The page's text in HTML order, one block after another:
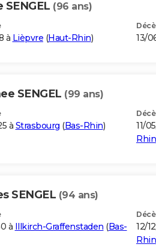
(96 ans)
à Lièpvre (Haut-Rhin) 13/
SENGEL (99 ans)
à Strasbourg (Bas-Rhin) 11/
Rhin
SENGEL (94 ans)
à Illkirch-Graffenstaden (Bas-
12/
Rhin